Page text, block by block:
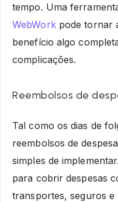
tempo. Uma
WebWorkpode tornar
benefício algo
complicações.
Reembolsos de
Tal como os dias de
reembolsos de
simples de
para cobrir despesas
transportes, seguros e